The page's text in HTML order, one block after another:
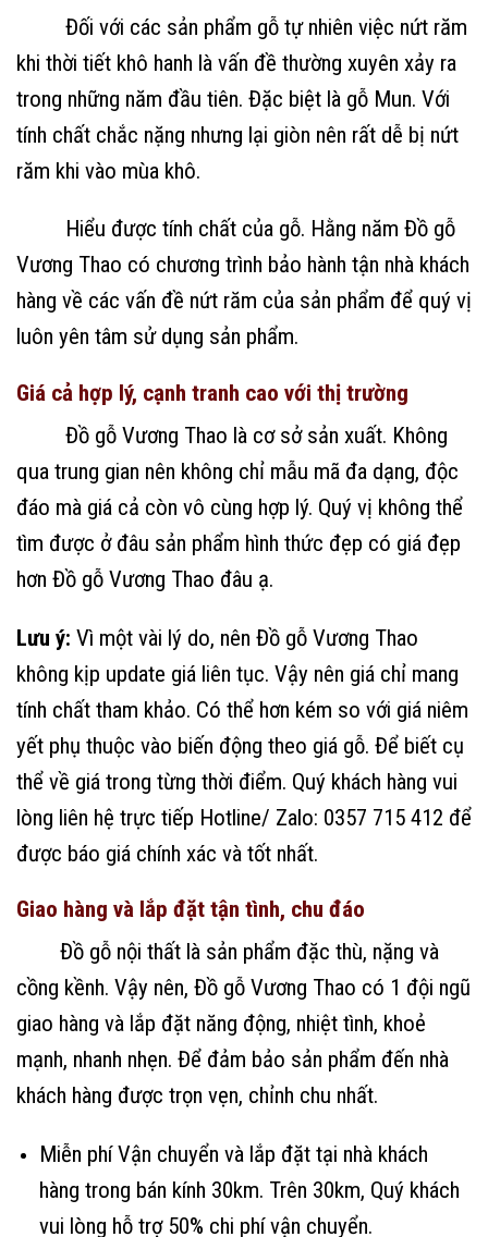
Đối với các sản phẩm gỗ tự nhiên việc nứt răm
khi thời tiết khô hanh là vấn đề thường xuyên xảy ra
trong những năm đầu tiên. Đặc biệt là gỗ Mun. Với
tính chất chắc nặng nhưng lại giòn nên rất dễ bị nứt
răm khi vào mùa khô.
Hiểu được tính chất của gỗ. Hằng năm Đồ gỗ
Vương Thao có chương trình bảo hành tận nhà khách
hàng về các vấn đề nứt răm của sản phẩm để quý vị
luôn yên tâm sử dụng sản phẩm.
Giá cả hợp lý, cạnh tranh cao với thị trường
Đồ gỗ Vương Thao là cơ sở sản xuất. Không
qua trung gian nên không chỉ mẫu mã đa dạng, độc
đáo mà giá cả còn vô cùng hợp lý. Quý vị không thể
tìm được ở đâu sản phẩm hình thức đẹp có giá đẹp
hơn Đồ gỗ Vương Thao đâu ạ.
Lưu ý: Vì một vài lý do, nên Đồ gỗ Vương Thao
không kịp update giá liên tục. Vậy nên giá chỉ mang
tính chất tham khảo. Có thể hơn kém so với giá niêm
yết phụ thuộc vào biến động theo giá gỗ. Để biết cụ
thể về giá trong từng thời điểm. Quý khách hàng vui
lòng liên hệ trực tiếp Hotline/ Zalo: 0357 715 412 để
được báo giá chính xác và tốt nhất.
Giao hàng và lắp đặt tận tình, chu đáo
Đồ gỗ nội thất là sản phẩm đặc thù, nặng và
cồng kềnh. Vậy nên, Đồ gỗ Vương Thao có 1 đội ngũ
giao hàng và lắp đặt năng động, nhiệt tình, khoẻ
mạnh, nhanh nhẹn. Để đảm bảo sản phẩm đến nhà
khách hàng được trọn vẹn, chỉnh chu nhất.
Miễn phí Vận chuyển và lắp đặt tại nhà khách
hàng trong bán kính 30km. Trên 30km, Quý khách
vui lòng hỗ trợ 50% chi phí vận chuyển.